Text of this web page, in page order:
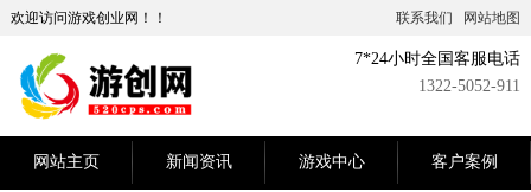
欢迎访问游戏创业网！！ 联系我们 网站地图
7*24小时全国客服电话
1322-5052-911
网站主页 新闻资讯 游戏中心 客户案例